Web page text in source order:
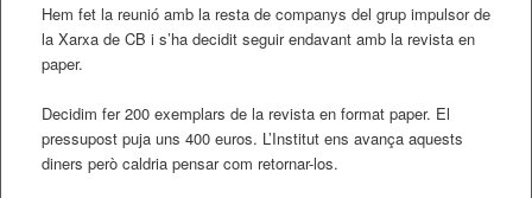
Hem fet la reunió amb la resta de companys del grup impulsor de
la Xarxa de CB i s’ha decidit seguir endavant amb la revista en
paper.
Decidim fer 200 exemplars de la revista en format paper. El
pressupost puja uns 400 euros. L’Institut ens avança aquests
diners però caldria pensar com retornar-los.